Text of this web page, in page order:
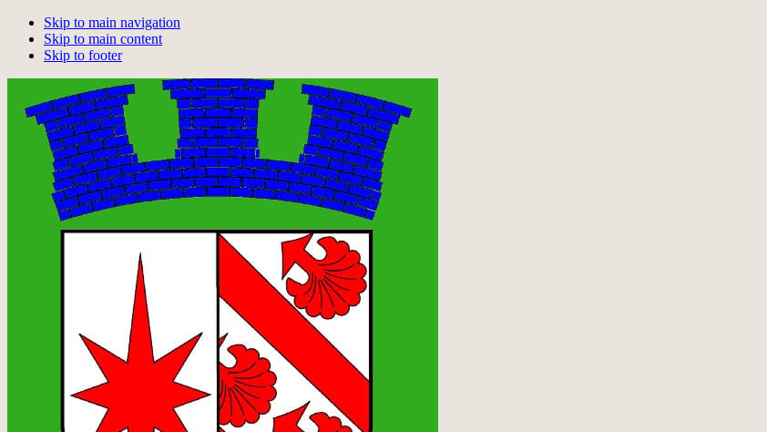
Skip to main navigation
Skip to main content
Skip to footer